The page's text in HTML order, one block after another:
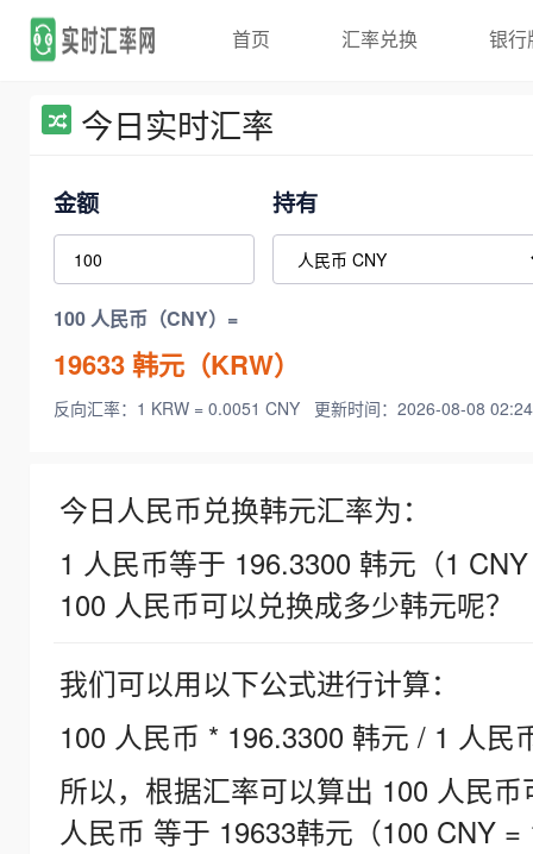
首页 汇率兑换 银行
今日实时汇率
金额 持有
100 人民币（CNY）=
19633韩元（KRW）
反向汇率：1 KRW = 0.0051 CNY 更新时间：2026-08-08
今日人民币兑换韩元汇率为：
1 人民币等于 196.3300 韩元（1
100 人民币可以兑换成多少韩元呢？
我们可以用以下公式进行计算：
100 人民币 * 196.3300 韩元 / 1 人民
所以，根据汇率可以算出 100 人民
人民币 等于 19633韩元（100 CNY =